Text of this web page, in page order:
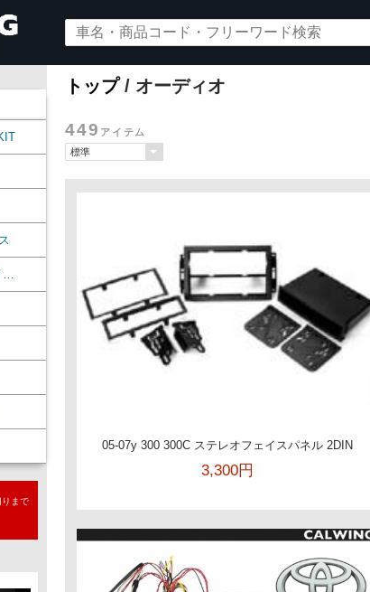
ステアリングコントロールインターフェース
りまで
トップ/ オーディオ
449 アイテム
05-07y 300 300C ステレオフェイスパネル 2DIN
3,300円